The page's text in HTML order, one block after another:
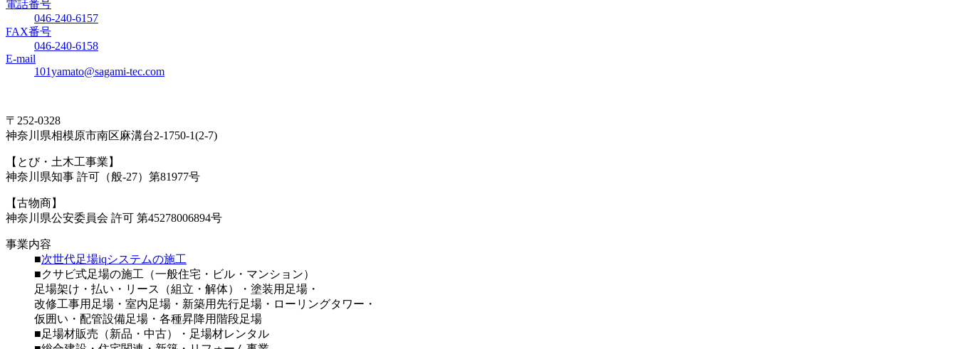
電話番号
046-240-6157
FAX番号
046-240-6158
E-mail
101yamato@sagami-tec.com
〒252-0328
神奈川県相模原市南区麻溝台2-1750-1(2-7)
【とび・土木工事業】
神奈川県知事 許可（般-27）第81977号
【古物商】
神奈川県公安委員会 許可 第45278006894号
事業内容
■次世代足場iqシステムの施工
■クサビ式足場の施工（一般住宅・ビル・マンション）
足場架け・払い・リース（組立・解体）・塗装用足場・
改修工事用足場・室内足場・新築用先行足場・ローリングタワー・
仮囲い・配管設備足場・各種昇降用階段足場
■足場材販売（新品・中古）・足場材レンタル